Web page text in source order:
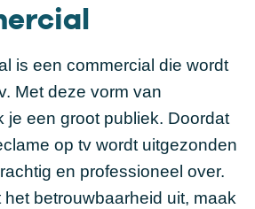
is een commercial die wordt
Met deze vorm van
je een groot publiek. Doordat
op tv wordt uitgezonden
en professioneel over.
betrouwbaarheid uit, maak